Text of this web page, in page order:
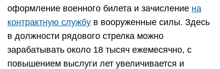
оформление военного билета и зачисление на
контрактную службу в вооруженные силы. Здесь
в должности рядового стрелка можно
зарабатывать около 18 тысяч ежемесячно, с
повышением выслуги лет увеличивается и